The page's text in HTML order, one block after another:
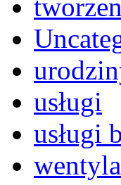
usługi
usługi